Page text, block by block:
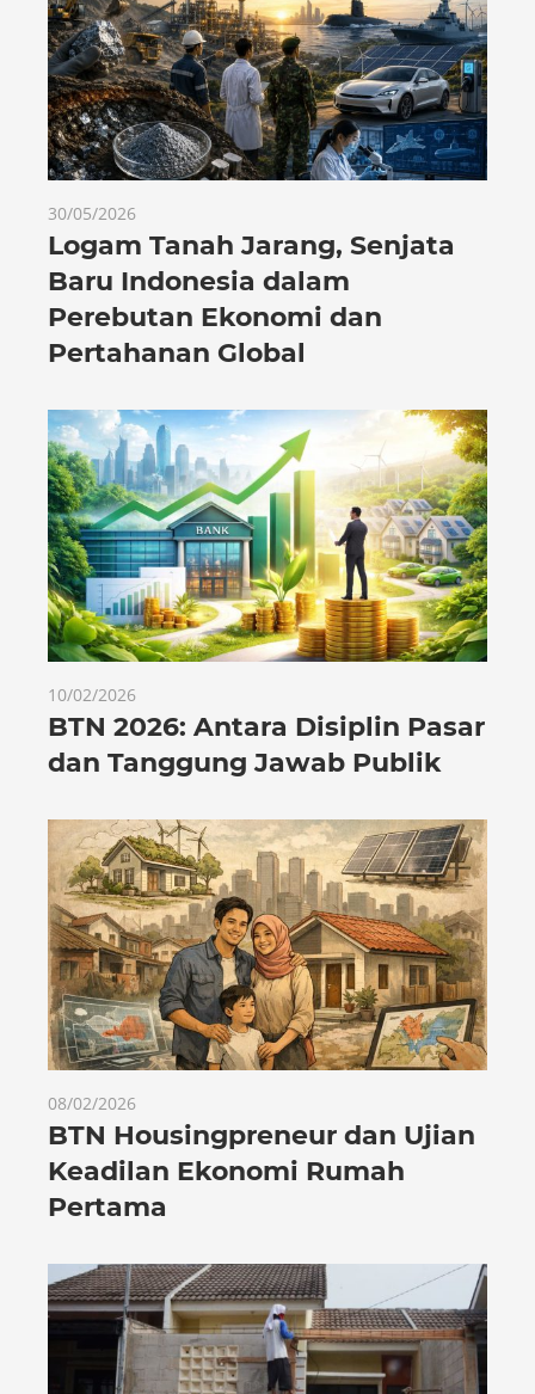
30/05/2026
Logam Tanah Jarang, Senjata
Baru Indonesia dalam
Perebutan Ekonomi dan
Pertahanan Global
10/02/2026
BTN 2026: Antara Disiplin Pasar
dan Tanggung Jawab Publik
08/02/2026
BTN Housingpreneur dan Ujian
Keadilan Ekonomi Rumah
Pertama